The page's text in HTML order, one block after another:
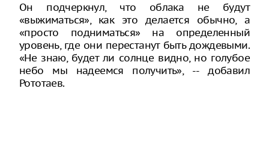
Он подчеркнул, что облака не будут
«выжиматься», как это делается обычно, а
«просто подниматься» на определенный
уровень, где они перестанут быть дождевыми.
«Не знаю, будет ли солнце видно, но голубое
небо мы надеемся получить», -- добавил
Рототаев.